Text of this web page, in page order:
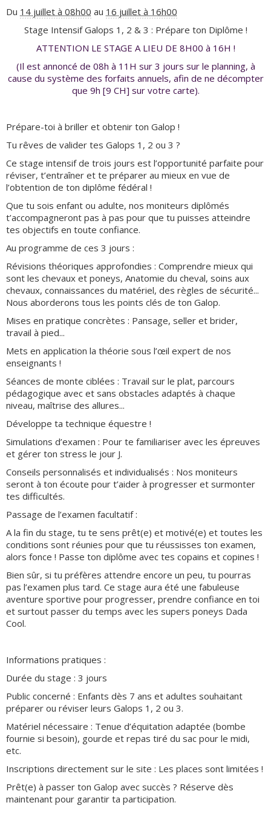
Du 14 juillet à 08h00 au 16 juillet à 16h00
Stage Intensif Galops 1, 2 & 3 : Prépare ton Diplôme !
ATTENTION LE STAGE A LIEU DE 8H00 à 16H !
(Il est annoncé de 08h à 11H sur 3 jours sur le planning, à
cause du système des forfaits annuels, afin de ne décompter
que 9h [9 CH] sur votre carte).
Prépare-toi à briller et obtenir ton Galop !
Tu rêves de valider tes Galops 1, 2 ou 3 ?
Ce stage intensif de trois jours est l’opportunité parfaite pour
réviser, t’entraîner et te préparer au mieux en vue de
l’obtention de ton diplôme fédéral !
Que tu sois enfant ou adulte, nos moniteurs diplômés
t’accompagneront pas à pas pour que tu puisses atteindre
tes objectifs en toute confiance.
Au programme de ces 3 jours :
Révisions théoriques approfondies : Comprendre mieux qui
sont les chevaux et poneys, Anatomie du cheval, soins aux
chevaux, connaissances du matériel, des règles de sécurité...
Nous aborderons tous les points clés de ton Galop.
Mises en pratique concrètes : Pansage, seller et brider,
travail à pied...
Mets en application la théorie sous l’œil expert de nos
enseignants !
Séances de monte ciblées : Travail sur le plat, parcours
pédagogique avec et sans obstacles adaptés à chaque
niveau, maîtrise des allures...
Développe ta technique équestre !
Simulations d’examen : Pour te familiariser avec les épreuves
et gérer ton stress le jour J.
Conseils personnalisés et individualisés : Nos moniteurs
seront à ton écoute pour t’aider à progresser et surmonter
tes difficultés.
Passage de l’examen facultatif :
A la fin du stage, tu te sens prêt(e) et motivé(e) et toutes les
conditions sont réunies pour que tu réussisses ton examen,
alors fonce ! Passe ton diplôme avec tes copains et copines !
Bien sûr, si tu préfères attendre encore un peu, tu pourras
pas l’examen plus tard. Ce stage aura été une fabuleuse
aventure sportive pour progresser, prendre confiance en toi
et surtout passer du temps avec les supers poneys Dada
Cool.
Informations pratiques :
Durée du stage : 3 jours
Public concerné : Enfants dès 7 ans et adultes souhaitant
préparer ou réviser leurs Galops 1, 2 ou 3.
Matériel nécessaire : Tenue d’équitation adaptée (bombe
fournie si besoin), gourde et repas tiré du sac pour le midi,
etc.
Inscriptions directement sur le site : Les places sont limitées !
Prêt(e) à passer ton Galop avec succès ? Réserve dès
maintenant pour garantir ta participation.